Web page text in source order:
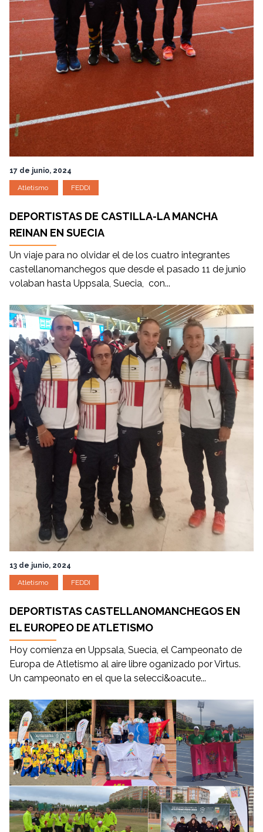
17 de junio, 2024
Atletismo FEDDI
DEPORTISTAS DE CASTILLA-LA MANCHA
REINAN EN SUECIA
Un viaje para no olvidar el de los cuatro integrantes
castellanomanchegos que desde el pasado 11 de junio
volaban hasta Uppsala, Suecia, con...
13 de junio, 2024
Atletismo FEDDI
DEPORTISTAS CASTELLANOMANCHEGOS EN
EL EUROPEO DE ATLETISMO
Hoy comienza en Uppsala, Suecia, el Campeonato de
Europa de Atletismo al aire libre oganizado por Virtus.
Un campeonato en el que la selecci&oacute...